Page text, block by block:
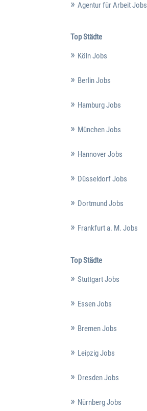
Agentur für Arbeit Jobs
Top Städte
Köln Jobs
Berlin Jobs
Hamburg Jobs
München Jobs
Hannover Jobs
Düsseldorf Jobs
Dortmund Jobs
Frankfurt a. M. Jobs
Top Städte
Stuttgart Jobs
Essen Jobs
Bremen Jobs
Leipzig Jobs
Dresden Jobs
Nürnberg Jobs